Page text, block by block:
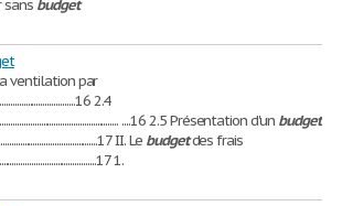
sans budget
La ventilation par
2.4
....16 2.5 Présentation d'un budget
II. Le budgetdes frais
1.